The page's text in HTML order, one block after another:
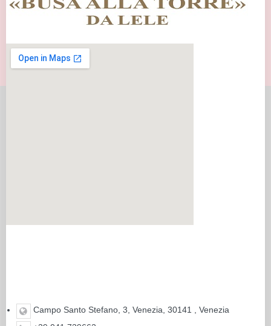
Campo Santo Stefano, 3, Venezia, 30141 , Venezia